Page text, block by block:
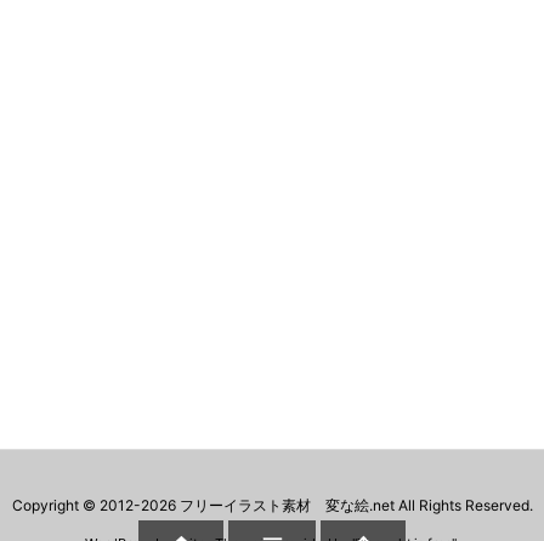
Copyright © 2012-2026 フリーイラスト素材 変な絵.netAll Rights Reserved.